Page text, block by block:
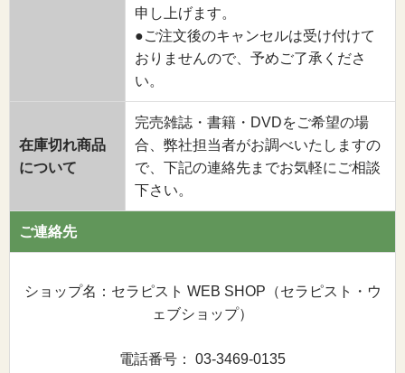
申し上げます。
●ご注文後のキャンセルは受け付けて
おりませんので、予めご了承くださ
い。
在庫切れ商品
について
完売雑誌・書籍・DVDをご希望の場
合、弊社担当者がお調べいたしますの
で、下記の連絡先までお気軽にご相談
下さい。
ご連絡先
ショップ名：セラピスト WEB SHOP（セラピスト・ウ
ェブショップ）
電話番号： 03-3469-0135